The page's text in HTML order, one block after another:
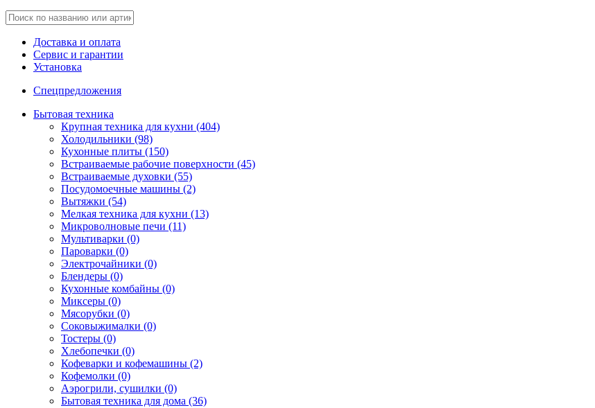
Доставка и оплата
Сервис и гарантии
Установка
Спецпредложения
Бытовая техника
Крупная техника для кухни (404)
Холодильники (98)
Кухонные плиты (150)
Встраиваемые рабочие поверхности (45)
Встраиваемые духовки (55)
Посудомоечные машины (2)
Вытяжки (54)
Мелкая техника для кухни (13)
Микроволновые печи (11)
Мультиварки (0)
Пароварки (0)
Электрочайники (0)
Блендеры (0)
Кухонные комбайны (0)
Миксеры (0)
Мясорубки (0)
Соковыжималки (0)
Тостеры (0)
Хлебопечки (0)
Кофеварки и кофемашины (2)
Кофемолки (0)
Аэрогрили, сушилки (0)
Бытовая техника для дома (36)